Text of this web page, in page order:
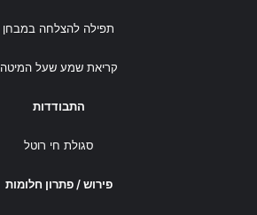
תפילה להצלחה במבחן
קריאת שמע שעל המיטה
התבודדות
סגולת חי רוטל
פירוש / פתרון חלומות